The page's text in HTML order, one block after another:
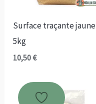
Surface traçante jaune
5kg
10,50€